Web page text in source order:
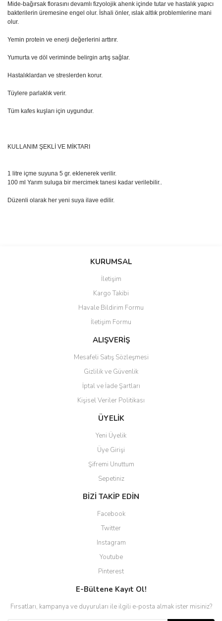
Mide-bağırsak florasını devamlı fizyolojik ahenk içinde tutar ve hastalık yapıcı
bakterilerin üremesine engel olur. İshali önler, ıslak altlık problemlerine mani
olur.
Yemin protein ve enerji değerlerini arttırır.
Yumurta ve döl veriminde belirgin artış sağlar.
Hastalıklardan ve streslerden korur.
Tüylere parlaklık verir.
Tüm kafes kuşları için uygundur.
KULLANIM ŞEKLİ VE MİKTARI
1 litre içme suyuna 5 gr. eklenerek verilir.
100 ml Yarım suluga bir mercimek tanesi kadar verilebilir..
Düzenli olarak her yeni suya ilave edilir.
Bu ürüne ilk yorumu siz yapın!
Ürün resmi kalitesiz, bozuk veya görüntülenemiyor.
Ürün açıklamasında eksik bilgiler bulunuyor.
Ürün bilgilerinde hatalar bulunuyor.
Ürün fiyatı diğer sitelerden daha pahalı.
Gönder
KURUMSAL
İletişim
Kargo Takibi
Havale Bildirim Formu
İletişim Formu
ALIŞVERİŞ
Mesafeli Satış Sözleşmesi
Gizlilik ve Güvenlik
İptal ve İade Şartları
Kişisel Veriler Politikası
ÜYELİK
Yeni Üyelik
Üye Girişi
Şifremi Unuttum
Sepetiniz
BİZİ TAKİP EDİN
Facebook
Twitter
Instagram
Youtube
Pinterest
E-Bültene Kayıt Ol!
Fırsatları, kampanya ve duyuruları ile ilgili e-posta almak ister misiniz?